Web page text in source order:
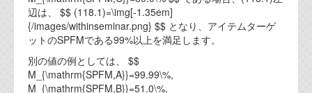
お問い合わせフォーム
辺は、 $$ (118.1)=\img[-1.35em]
{/images/withinseminar.png} $$ となり、アイテムターゲ
ットのSPFMである99%以上を満足します。
別の値の例としては、 $$
M_{\mathrm{SPFM,A}}=99.99\%,
M_{\mathrm{SPFM,B}}=51.0\%,